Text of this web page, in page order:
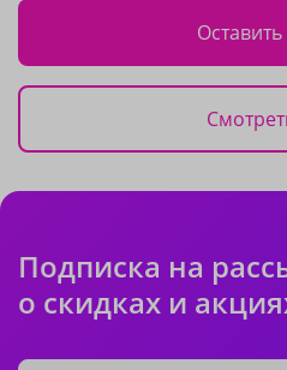
Подписка на
о скидках и